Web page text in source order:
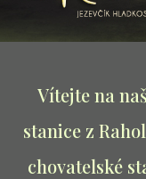
Vítejte na
stanice z
chovatelské